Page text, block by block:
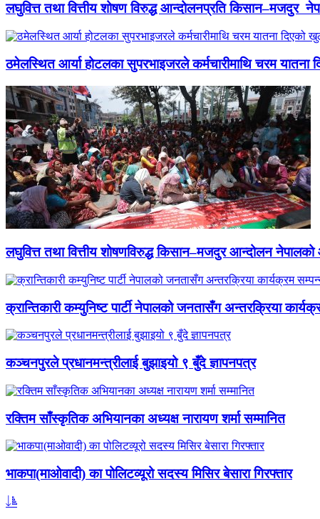
लघुवित्त तथा वित्तीय शोषण विरुद्ध आन्दोलनप्रति किसान–मजदुर
ठमेलस्थित आर्या होटलका सुपरभाइजरले कर्मचारीमाथि चरम यातना
लघुवित्त तथा वित्तीय शोषणविरुद्ध किसान–मजदुर आन्दोलन नेपालको
क्रान्तिकारी कम्युनिष्ट पार्टी नेपालको जनतासँग अन्तरक्रिया
कञ्चनपुरले प्रधानमन्त्रीलाई बुझाइयो ९ बुँदे ज्ञापनपत्र
रक्तिम साँस्कृतिक अभियानका अध्यक्ष नारायण शर्मा सम्मानित
भाकपा(माओवादी) का पोलिटव्यूरो सदस्य मिसिर बेसारा गिरफ्तार